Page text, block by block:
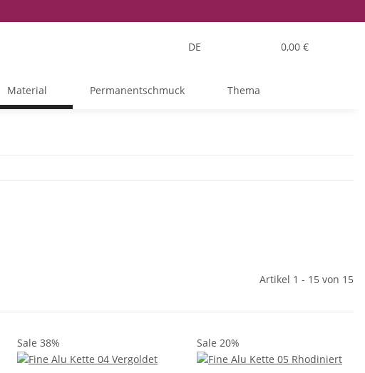
DE 0,00 €
Material Permanentschmuck Thema
Artikel 1 - 15 von 15
Sale 38% Sale 20%